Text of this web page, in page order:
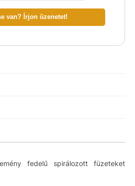
van? Írjon üzenetet!
fedelű spirálozott füzeteket